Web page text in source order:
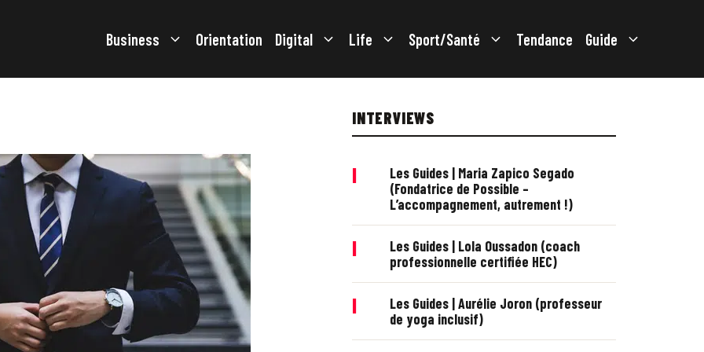
Business Orientation Digital Life Sport/Santé Tendance Guide
INTERVIEWS
|
Les Guides | Maria Zapico Segado
(Fondatrice de Possible –
L’accompagnement, autrement !)
|
Les Guides | Lola Oussadon (coach
professionnelle certifiée HEC)
|
Les Guides | Aurélie Joron (professeur
de yoga inclusif)